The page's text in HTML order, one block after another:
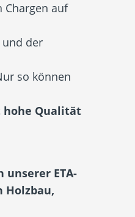
auf
der
so können
hohe Qualität
unserer ETA-
Holzbau,